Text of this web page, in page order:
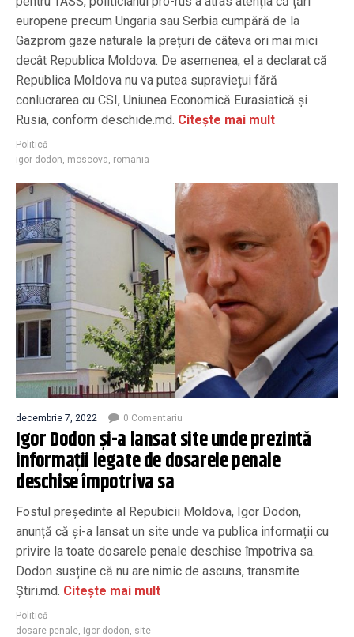
europene precum Ungaria sau Serbia cumpără de la
Gazprom gaze naturale la prețuri de câteva ori mai mici
decât Republica Moldova. De asemenea, el a declarat că
Republica Moldova nu va putea supraviețui fără
conlucrarea cu CSI, Uniunea Economică Eurasiatică și
Rusia, conform deschide.md. Citește mai mult
Politică
igor dodon, moscova, romania
decembrie 7, 2022 0 Comentariu
Igor Dodon și-a lansat site unde prezintă
informații legate de dosarele penale
deschise împotriva sa
Fostul președinte al Repubicii Moldova, Igor Dodon,
anunță că și-a lansat un site unde va publica informații cu
privire la toate dosarele penale deschise împotriva sa.
Dodon susține că nu are nimic de ascuns, transmite
Știri.md. Citește mai mult
Politică
dosare penale, igor dodon, site